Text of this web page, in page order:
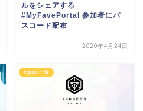
ルをシェアする
#MyFavePortal 参加者にパ
スコード配布
2020年4月24日
Ingress 一般